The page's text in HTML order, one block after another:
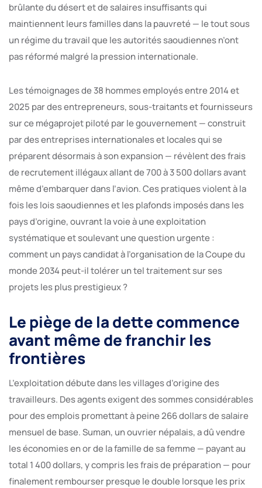
brûlante du désert et de salaires insuffisants qui
maintiennent leurs familles dans la pauvreté — le tout sous
un régime du travail que les autorités saoudiennes n’ont
pas réformé malgré la pression internationale.
Les témoignages de 38 hommes employés entre 2014 et
2025 par des entrepreneurs, sous-traitants et fournisseurs
sur ce mégaprojet piloté par le gouvernement — construit
par des entreprises internationales et locales qui se
préparent désormais à son expansion — révèlent des frais
de recrutement illégaux allant de 700 à 3 500 dollars avant
même d’embarquer dans l’avion. Ces pratiques violent à la
fois les lois saoudiennes et les plafonds imposés dans les
pays d’origine, ouvrant la voie à une exploitation
systématique et soulevant une question urgente :
comment un pays candidat à l’organisation de la Coupe du
monde 2034 peut-il tolérer un tel traitement sur ses
projets les plus prestigieux ?
Le piège de la dette commence
avant même de franchir les
frontières
L’exploitation débute dans les villages d’origine des
travailleurs. Des agents exigent des sommes considérables
pour des emplois promettant à peine 266 dollars de salaire
mensuel de base. Suman, un ouvrier népalais, a dû vendre
les économies en or de la famille de sa femme — payant au
total 1 400 dollars, y compris les frais de préparation — pour
finalement rembourser presque le double lorsque les prix